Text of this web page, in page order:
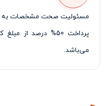
مسئولیت صحت مشخصات به
پرداخت 50% درصد از
می‌باشد.